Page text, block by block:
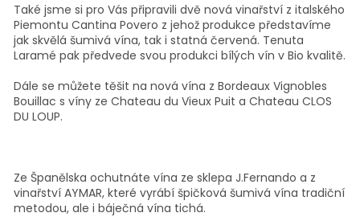
Také jsme si pro Vás připravili dvě nová vinařství z italského
Piemontu Cantina Povero z jehož produkce představíme
jak skvělá šumivá vína, tak i statná červená. Tenuta
Laramé pak předvede svou produkci bílých vín v Bio kvalitě.
Dále se můžete těšit na nová vína z Bordeaux Vignobles
Bouillac s víny ze Chateau du Vieux Puit a Chateau CLOS
DU LOUP.
Ze Španělska ochutnáte vína ze sklepa J.Fernando a z
vinařství AYMAR, které vyrábí špičková šumivá vína tradiční
metodou, ale i báječná vína tichá.